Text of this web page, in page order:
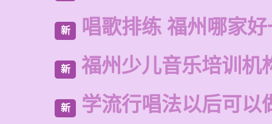
新 唱歌排练 福州哪家
新 福州少儿音乐培训机
新 学流行唱法以后可以